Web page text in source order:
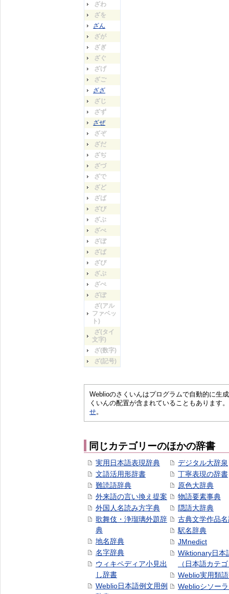
ざわ
ざを
ざん
ざが
ざぎ
ざぐ
ざげ
ざご
ざざ
ざじ
ざず
ざぜ
ざぞ
ざだ
ざぢ
ざづ
ざで
ざど
ざば
ざび
ざぶ
ざべ
ざぼ
ざぱ
ざぴ
ざぷ
ざぺ
ざぽ
ざ(アル
ファベッ
ト)
ざ(タイ
文字)
ざ(数字)
ざ(記号)
Weblioのさくいんはプログラムで自動的に生
くいんの配置が含まれていることもあります
せ。
同じカテゴリーのほかの辞書
実用日本語表現辞典
文語活用形辞書
難読語辞典
外来語の言い換え提案
外国人名読み方字典
歌舞伎・浄瑠璃外題辞
典
地名辞典
名字辞典
ウィキペディア小見出
し辞書
Weblio日本語例文用例
デジタル大辞泉
丁寧表現の辞書
原色大辞典
物語要素事典
隠語大辞典
古典文学作品
駅名辞典
JMnedict
Wiktionary日本
（日本語カテ
Weblio実用類
Weblioシソー